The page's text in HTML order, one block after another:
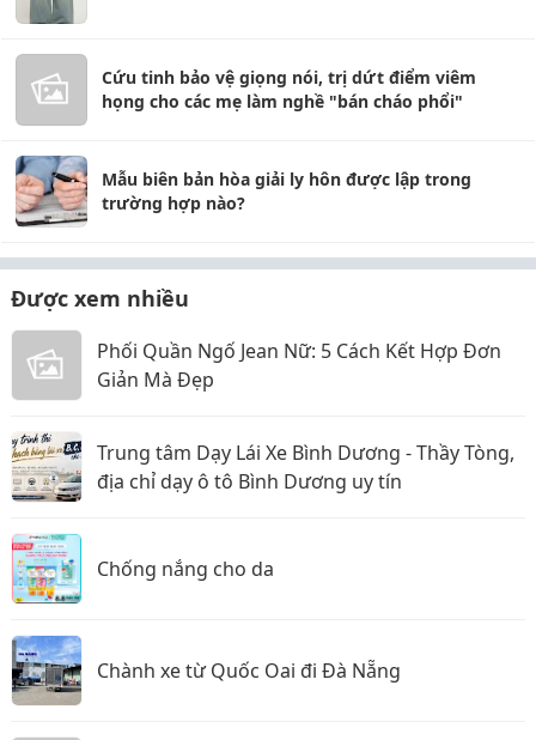
Cứu tinh bảo vệ giọng nói, trị dứt điểm viêm
họng cho các mẹ làm nghề "bán cháo phổi"
Mẫu biên bản hòa giải ly hôn được lập trong
trường hợp nào?
Được xem nhiều
Phối Quần Ngố Jean Nữ: 5 Cách Kết Hợp Đơn
Giản Mà Đẹp
Trung tâm Dạy Lái Xe Bình Dương - Thầy Tòng,
địa chỉ dạy ô tô Bình Dương uy tín
Chống nắng cho da
Chành xe từ Quốc Oai đi Đà Nẵng